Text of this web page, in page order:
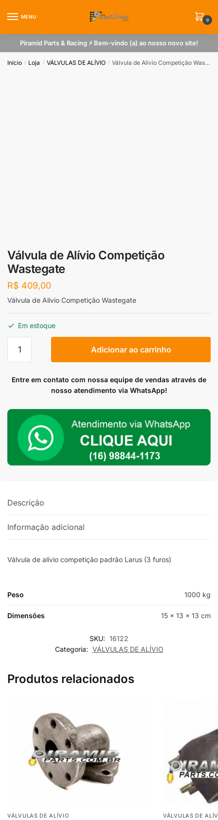
MENU
0
Piramid Parts & Racing ⚡ Bem-vindo (a) ao nosso novo site!
Início / Loja / VÁLVULAS DE ALÍVIO / Válvula de Alívio Competição Wastegate
Válvula de Alívio Competição
Wastegate
R$ 409,00
Válvula de Alívio Competição Wastegate
Em estoque
Competição
Adicionar ao carrinho
Entre em contato com nossa equipe de vendas através de
nosso atendimento via WhatsApp!
Descrição
Informação adicional
Válvula de alívio competição padrão Larus (3 furos)
Peso 1000 kg
Dimensões 15 × 13 × 13 cm
SKU: 16122
Categoria: VÁLVULAS DE ALÍVIO
Produtos relacionados
VÁLVULAS DE ALÍVIO VÁLVULAS DE